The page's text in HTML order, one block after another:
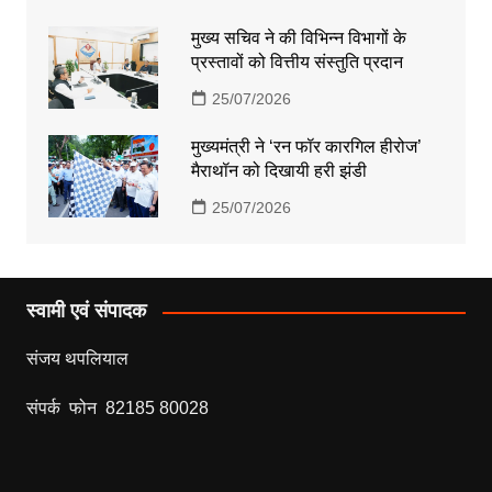
मुख्य सचिव ने की विभिन्न विभागों के
प्रस्तावों को वित्तीय संस्तुति प्रदान
25/07/2026
मुख्यमंत्री ने ‘रन फॉर कारगिल हीरोज’
मैराथॉन को दिखायी हरी झंडी
25/07/2026
स्वामी एवं संपादक
संजय थपलियाल
संपर्क फोन 82185 80028